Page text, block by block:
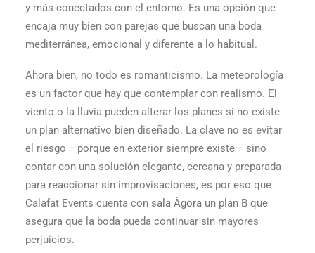
y más conectados con el entorno. Es una opción que
encaja muy bien con parejas que buscan una boda
mediterránea, emocional y diferente a lo habitual.
Ahora bien, no todo es romanticismo. La meteorología
es un factor que hay que contemplar con realismo. El
viento o la lluvia pueden alterar los planes si no existe
un plan alternativo bien diseñado. La clave no es evitar
el riesgo —porque en exterior siempre existe— sino
contar con una solución elegante, cercana y preparada
para reaccionar sin improvisaciones, es por eso que
Calafat Events cuenta con sala Àgora un plan B que
asegura que la boda pueda continuar sin mayores
perjuicios.